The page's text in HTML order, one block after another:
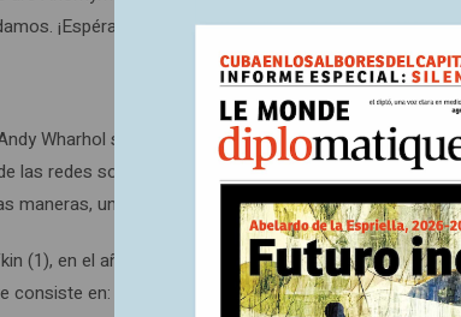
¡Espéranos!
Wharhol sostenía “en el futuro cada quien tendrá
las redes sociales cada quien comparte, sin que los
maneras, un nombre en efímeros “quince minutos”.
(1), en el año 2008 nace la tercera revolución
consiste en: